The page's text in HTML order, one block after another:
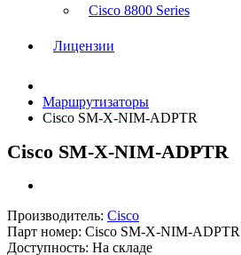
Cisco 8800 Series
Лицензии
Маршрутизаторы
Cisco SM-X-NIM-ADPTR
Cisco SM-X-NIM-ADPTR
Производитель: Cisco
Парт номер: Cisco SM-X-NIM-ADPTR
Доступность: На складе